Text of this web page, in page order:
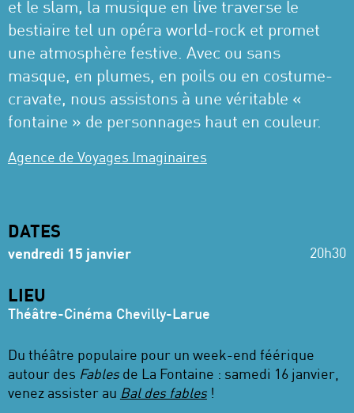
et le slam, la musique en live traverse le
bestiaire tel un opéra world-rock et promet
une atmosphère festive. Avec ou sans
masque, en plumes, en poils ou en costume-
cravate, nous assistons à une véritable «
fontaine » de personnages haut en couleur.
Agence de Voyages Imaginaires
DATES
vendredi 15 janvier 20h30
LIEU
Théâtre-Cinéma Chevilly-Larue
Du théâtre populaire pour un week-end féérique
autour des Fablesde La Fontaine : samedi 16 janvier,
venez assister au Bal des fables!